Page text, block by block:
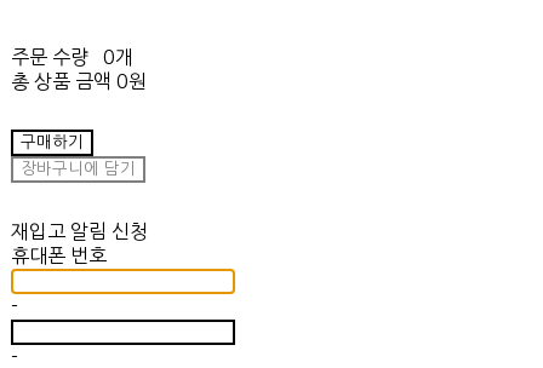
주문 수량
0개
총 상품 금액 0원
구매하기
장바구니에 담기
재입고 알림 신청
휴대폰 번호
-
-